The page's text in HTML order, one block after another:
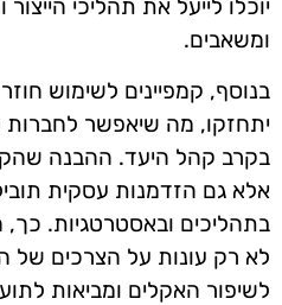
יוכלו לייעל את תהליכי
ומשאבים.
בנוסף, קמפיינים לשימוש
יתחזקו, מה שיאפשר לחברות
בקרב קהל היעד. ההבנה
אלא גם הזדמנות עסקית
בתהליכים ובאסטרטגיות. כך,
לא רק עונות על הצרכים של
לשיפור האקלים ומביאות